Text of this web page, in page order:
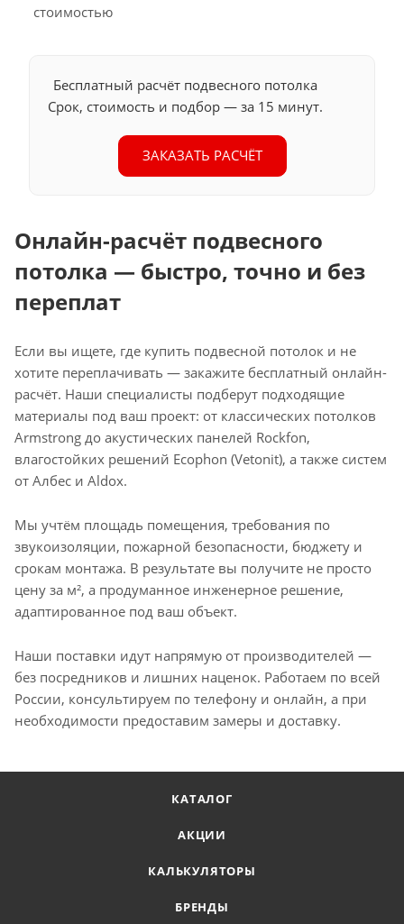
стоимостью
Бесплатный расчёт подвесного потолка
Срок, стоимость и подбор — за 15 минут.
ЗАКАЗАТЬ РАСЧЁТ
Онлайн-расчёт подвесного
потолка — быстро, точно и без
переплат
Если вы ищете, где купить подвесной потолок и не
хотите переплачивать — закажите бесплатный онлайн-
расчёт. Наши специалисты подберут подходящие
материалы под ваш проект: от классических потолков
Armstrong до акустических панелей Rockfon,
влагостойких решений Ecophon (Vetonit), а также систем
от Албес и Aldox.
Мы учтём площадь помещения, требования по
звукоизоляции, пожарной безопасности, бюджету и
срокам монтажа. В результате вы получите не просто
цену за м², а продуманное инженерное решение,
адаптированное под ваш объект.
Наши поставки идут напрямую от производителей —
без посредников и лишних наценок. Работаем по всей
России, консультируем по телефону и онлайн, а при
необходимости предоставим замеры и доставку.
КАТАЛОГ
АКЦИИ
КАЛЬКУЛЯТОРЫ
БРЕНДЫ